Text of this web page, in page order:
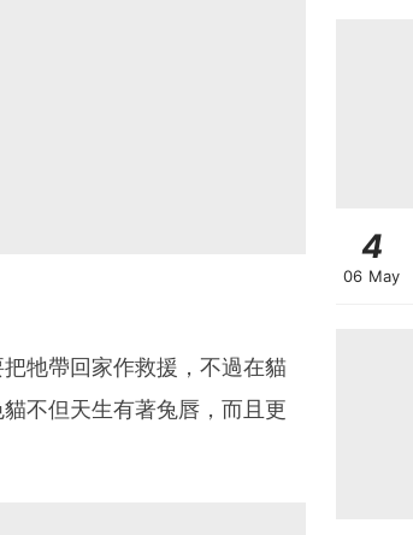
牠帶回家作救援，不過在貓
不但天生有著兔唇，而且更
4
06 May